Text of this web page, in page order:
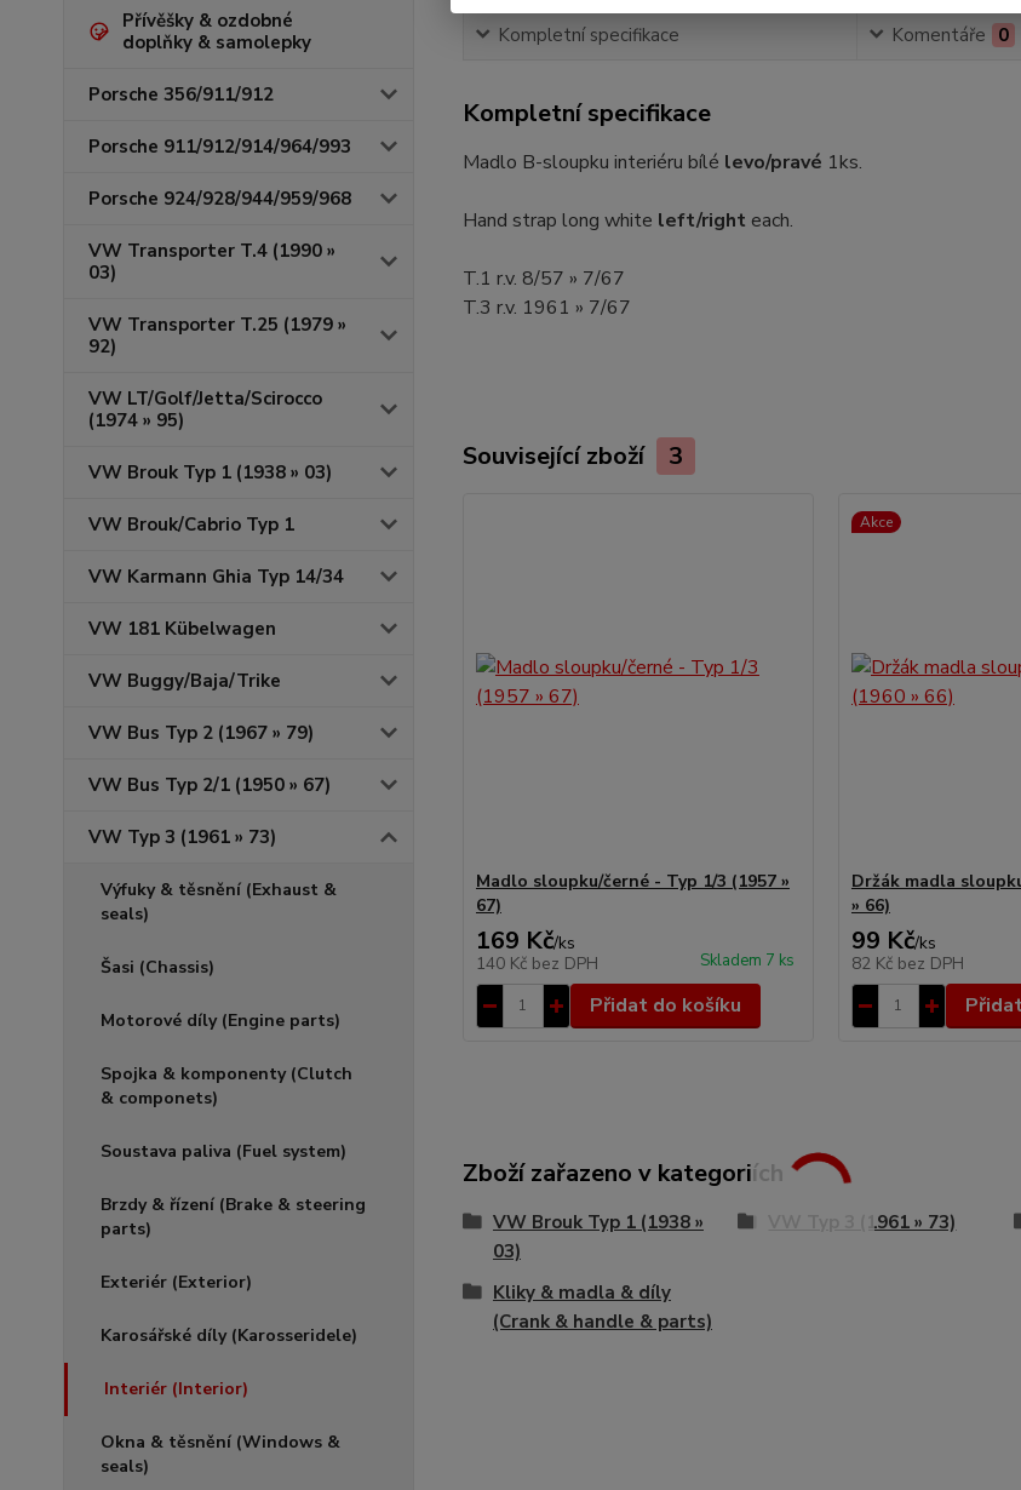
Přívěšky & ozdobné
doplňky & samolepky
Porsche 356/911/912
Porsche 911/912/914/964/993
Porsche 924/928/944/959/968
VW Transporter T.4 (1990 »
03)
VW Transporter T.25 (1979 »
92)
VW LT/Golf/Jetta/Scirocco
(1974 » 95)
VW Brouk Typ 1 (1938 » 03)
VW Brouk/Cabrio Typ 1
VW Karmann Ghia Typ 14/34
VW 181 Kübelwagen
VW Buggy/Baja/Trike
VW Bus Typ 2 (1967 » 79)
VW Bus Typ 2/1 (1950 » 67)
VW Typ 3 (1961 » 73)
Výfuky & těsnění (Exhaust &
seals)
Šasi (Chassis)
Motorové díly (Engine parts)
Spojka & komponenty (Clutch
& componets)
Soustava paliva (Fuel system)
Brzdy & řízení (Brake & steering
parts)
Exteriér (Exterior)
Karosářské díly (Karosseridele)
Interiér (Interior)
Okna & těsnění (Windows &
seals)
Kompletní specifikace Komentáře 0
Kompletní specifikace
Madlo B-sloupku interiéru bílé levo/pravé 1ks.
Hand strap long white left/right each.
T.1 r.v. 8/57 » 7/67
T.3 r.v. 1961 » 7/67
Související zboží 3
Madlo sloupku/černé - Typ 1/3 (1957 »
67)
169 Kč/ks
140 Kč bez DPH Skladem 7 ks
Přidat do košíku
Akce
Držák madla
» 66)
99 Kč/ks
82 Kč bez DPH
Zboží zařazeno v kategoriích
VW Brouk Typ 1 (1938 »
03)
VW Typ 3 (1961 » 73)
Kliky & madla & díly
(Crank & handle & parts)